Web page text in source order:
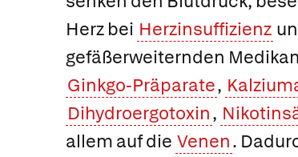
Herz bei Herzinsuffizienz
gefäßerweiternden
Ginkgo-Präparate,
Dihydroergotoxin,
allem auf die Venen.